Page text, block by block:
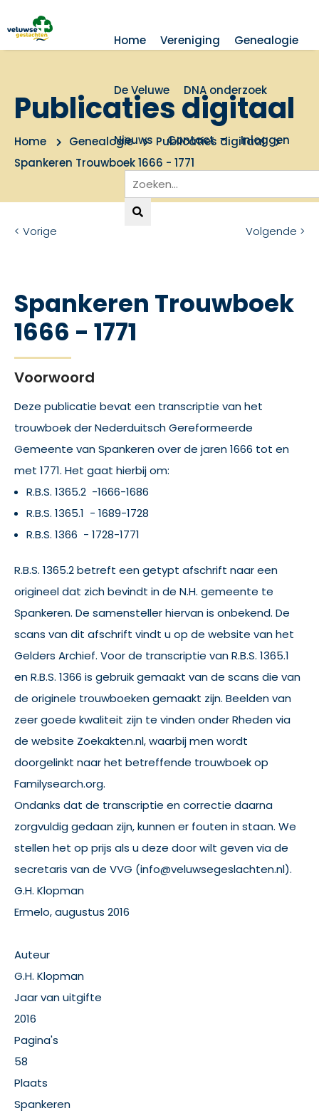
Home Vereniging Genealogie
De Veluwe DNA onderzoek
Nieuws Contact Inloggen
Publicaties digitaal
Home Genealogie
Publicaties digitaal
Spankeren Trouwboek 1666 - 1771
< Vorige Volgende >
Spankeren Trouwboek
1666 - 1771
Voorwoord
Deze publicatie bevat een transcriptie van het
trouwboek der Nederduitsch Gereformeerde
Gemeente van Spankeren over de jaren 1666 tot en
met 1771. Het gaat hierbij om:
R.B.S. 1365.2 -1666-1686
R.B.S. 1365.1 - 1689-1728
R.B.S. 1366 - 1728-1771
R.B.S. 1365.2 betreft een getypt afschrift naar een
origineel dat zich bevindt in de N.H. gemeente te
Spankeren. De samensteller hiervan is onbekend. De
scans van dit afschrift vindt u op de website van het
Gelders Archief. Voor de transcriptie van R.B.S. 1365.1
en R.B.S. 1366 is gebruik gemaakt van de scans die van
de originele trouwboeken gemaakt zijn. Beelden van
zeer goede kwaliteit zijn te vinden onder Rheden via
de website Zoekakten.nl, waarbij men wordt
doorgelinkt naar het betreffende trouwboek op
Familysearch.org.
Ondanks dat de transcriptie en correctie daarna
zorgvuldig gedaan zijn, kunnen er fouten in staan. We
stellen het op prijs als u deze door wilt geven via de
secretaris van de VVG (info@veluwsegeslachten.nl).
G.H. Klopman
Ermelo, augustus 2016
Auteur
G.H. Klopman
Jaar van uitgifte
2016
Pagina's
58
Plaats
Spankeren